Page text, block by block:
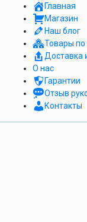
Главная
Магазин
Наш блог
Товары по
Доставка
О нас
Гарантии
Отзыв
Контакты